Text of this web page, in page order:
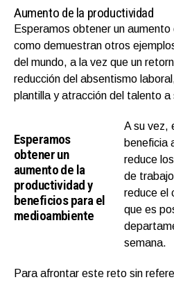
Aumento de la productividad
Esperamos obtener un
como demuestran otros
del mundo, a la vez que un
reducción del absentismo
plantilla y atracción del talento a
Esperamos
obtener un
aumento de la
productividad y
beneficios para el
medioambiente
A su vez,
beneficia
reduce
de
reduce el
que es
semana.
Para afrontar este reto sin